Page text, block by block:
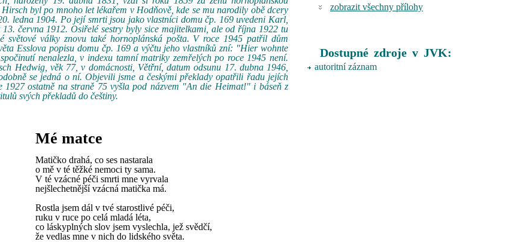
byl po mnoho let lékařem v Hodňově, kde se mu narodily obě dcery
ledna 1904. Po její smrti jsou jako vlastníci domu čp. 169 uvedeni Karl,
června 1912. Osiřelé sestry byly sice majitelkami, ale od října 1922 tu
války znovu také hornoplánská pošta. V roce 1945 patřil dům
Esslova popisu domu čp. 169 a výčtu jeho vlastníků zní: "Hier wohnte
nenalezla, v indexu tamní matriky zemřelých po roce 1945 není.
Hedwig, věk 77, v domácnosti, Větřní, datum odsunu 17. dubna 1946,
se jedná o ní. Objevili jsme a českými překlady opatřili řadu jejích
ostatně na straně 75 vyšla pod názvem "An die Heimat!" i báseň z
svých překladů do češtiny.
Mé matce
Matičko drahá, co ses nastarala
o mě v té těžké nemoci ty sama.
V té vzácné péči smrti mne vyrvala
nejšlechetnější vzácná matička má.
Rostla jsem dál v tvé starostlivé péči,
ruku v ruce po celá mladá léta,
co láskyplných slov jsem vyslechla, jež svědčí,
že vedlas mne v nich do lidského světa.
zobrazit všechny přílohy
Dostupné zdroje v JVK:
autoritní záznam